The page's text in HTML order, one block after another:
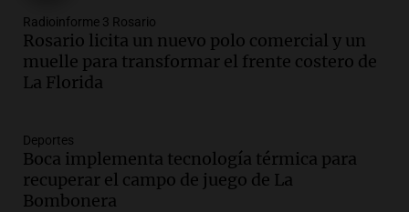
Radioinforme 3 Rosario
Rosario licita un nuevo polo comercial y un
muelle para transformar el frente costero de
La Florida
Deportes
Boca implementa tecnología térmica para
recuperar el campo de juego de La
Bombonera